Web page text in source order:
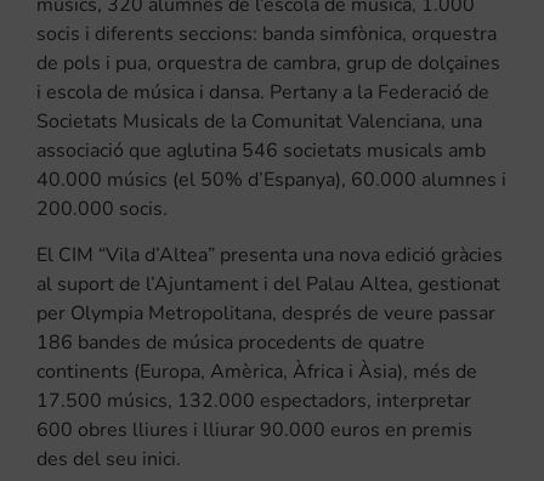
socis i diferents seccions: banda simfònica, orquestra
de pols i pua, orquestra de cambra, grup de dolçaines
i escola de música i dansa. Pertany a la Federació de
Societats Musicals de la Comunitat Valenciana, una
associació que aglutina 546 societats musicals amb
40.000 músics (el 50% d’Espanya), 60.000 alumnes i
200.000 socis.
El CIM “Vila d’Altea” presenta una nova edició gràcies
al suport de l’Ajuntament i del Palau Altea, gestionat
per Olympia Metropolitana, després de veure passar
186 bandes de música procedents de quatre
continents (Europa, Amèrica, Àfrica i Àsia), més de
17.500 músics, 132.000 espectadors, interpretar
600 obres lliures i lliurar 90.000 euros en premis
des del seu inici.